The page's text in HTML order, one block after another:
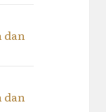
dan
dan